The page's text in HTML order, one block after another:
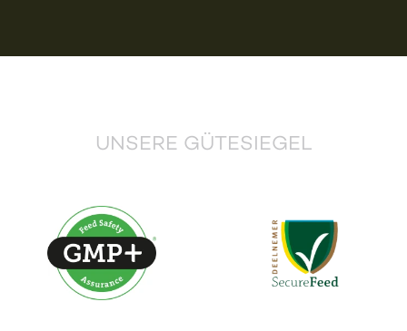
UNSERE GÜTESIEGEL